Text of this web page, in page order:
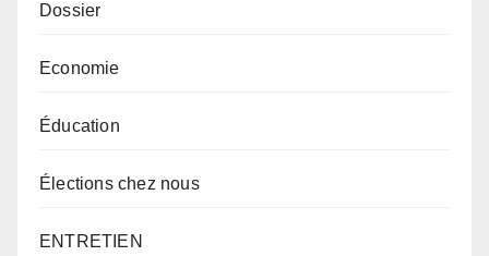
Dossier
Economie
Éducation
Élections chez nous
ENTRETIEN